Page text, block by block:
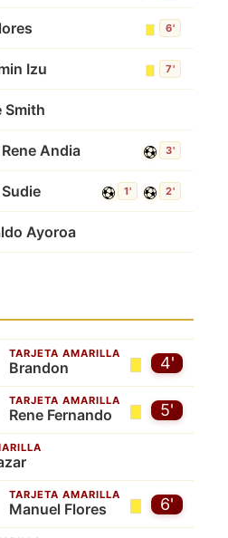
6'
Izu 7'
Smith
Andia 3'
1' 2'
Ayoroa
4'
TARJETA AMARILLA
Brandon
5'
TARJETA AMARILLA
Rene Fernando
6'
TARJETA AMARILLA
Manuel Flores